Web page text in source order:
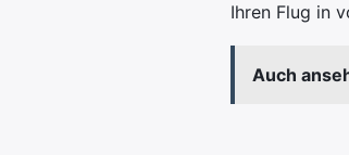
Ihren Flug in
Auch